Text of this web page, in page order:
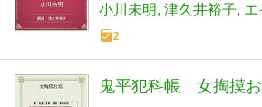
小川未明 津久井裕子 エ
2
鬼平犯科帳 女掏摸お